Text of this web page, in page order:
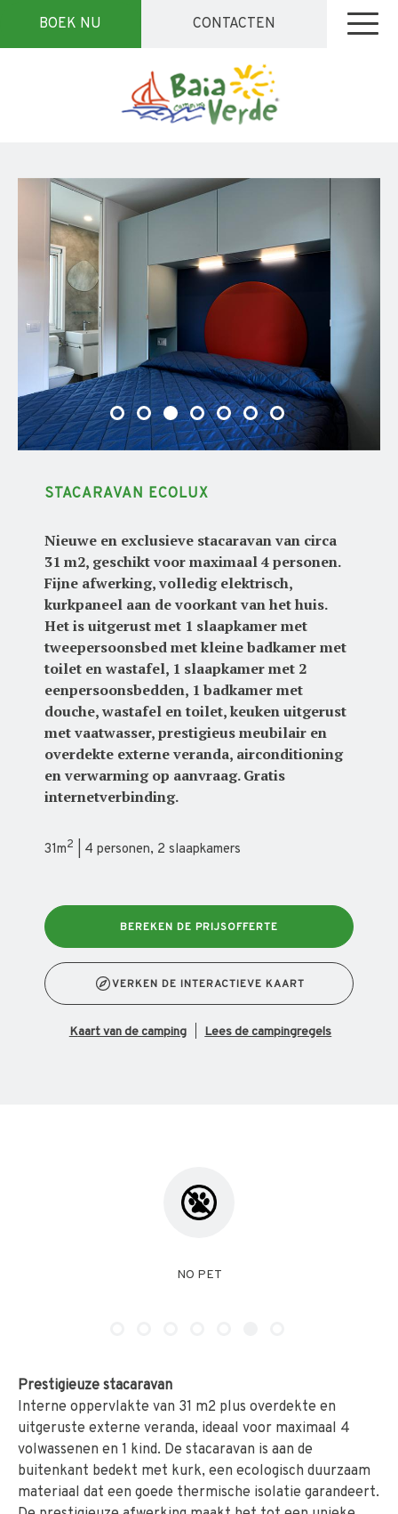
BOEK NU CONTACTEN
STACARAVAN ECOLUX
Nieuwe en exclusieve stacaravan van circa
31 m2, geschikt voor maximaal 4 personen.
Fijne afwerking, volledig elektrisch,
kurkpaneel aan de voorkant van het huis.
Het is uitgerust met 1 slaapkamer met
tweepersoonsbed met kleine badkamer met
toilet en wastafel, 1 slaapkamer met 2
eenpersoonsbedden, 1 badkamer met
douche, wastafel en toilet, keuken uitgerust
met vaatwasser, prestigieus meubilair en
overdekte externe veranda, airconditioning
en verwarming op aanvraag. Gratis
internetverbinding.
31m2 | 4 personen, 2 slaapkamers
BEREKEN DE PRIJSOFFERTE
VERKEN DE INTERACTIEVE KAART
kaart van de camping Lees de campingregels
VAATWASSER
Prestigieuze stacaravan
Interne oppervlakte van 31 m2 plus overdekte en
uitgeruste externe veranda, ideaal voor maximaal 4
volwassenen en 1 kind. De stacaravan is aan de
buitenkant bedekt met kurk, een ecologisch duurzaam
materiaal dat een goede thermische isolatie garandeert.